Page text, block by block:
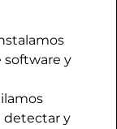
software y
detectar y